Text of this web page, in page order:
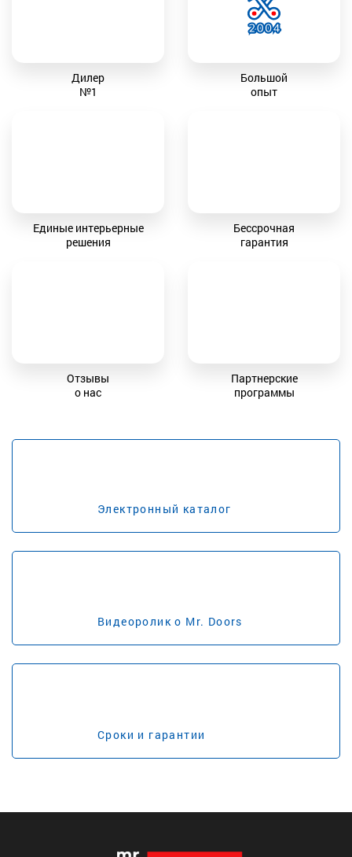
Дилер
№1
Большой
опыт
Единые интерьерные
решения
Бессрочная
гарантия
Отзывы
о нас
Партнерские
программы
Электронный каталог
Видеоролик о Mr. Doors
Сроки и гарантии